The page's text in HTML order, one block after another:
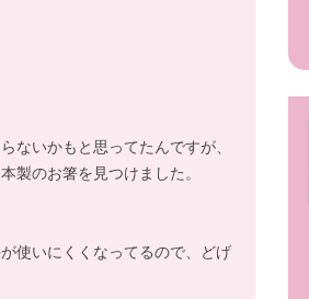
ないかもと思ってたんですが、
製のお箸を見つけました。
使いにくくなってるので、どげ